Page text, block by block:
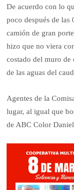
De acuerdo con lo
poco después de las
camión de gran
hizo que no viera
costado del muro
de las aguas del
Agentes de la
lugar, al igual que
de ABC Color